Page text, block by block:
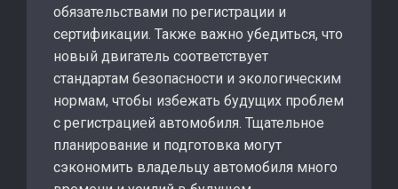
обязательствами по регистрации и
сертификации. Также важно убедиться, что
новый двигатель соответствует
стандартам безопасности и экологическим
нормам, чтобы избежать будущих проблем
с регистрацией автомобиля. Тщательное
планирование и подготовка могут
сэкономить владельцу автомобиля много